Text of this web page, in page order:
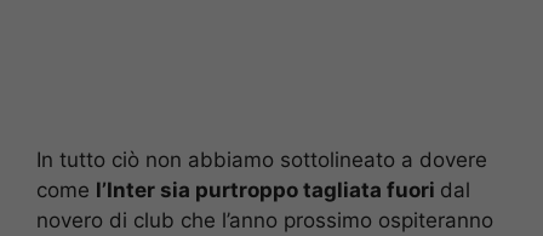
In tutto ciò non abbiamo sottolineato a dovere
come l’Inter sia purtroppo tagliata fuori dal
novero di club che l’anno prossimo ospiteranno